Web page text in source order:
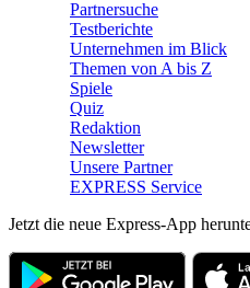
Partnersuche
Testberichte
Unternehmen im Blick
Themen von A bis Z
Spiele
Quiz
Redaktion
Newsletter
Unsere Partner
EXPRESS Service
Jetzt die neue Express-App